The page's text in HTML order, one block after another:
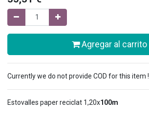
Agregar al carrito
Currently we do not provide COD for this item !
Estovalles paper reciclat 1,20x100m